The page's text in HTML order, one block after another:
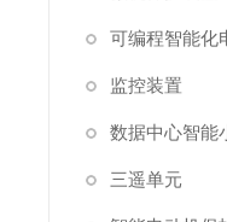
可编程智能化
监控装置
数据中心智能
三遥单元